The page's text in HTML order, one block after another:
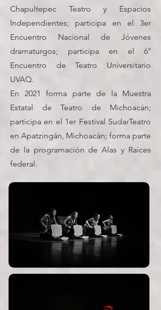
Chapultepec Teatro y Espacios
Independientes; participa en el 3er
Encuentro Nacional de Jóvenes
dramaturgos; participa en el 6°
Encuentro de Teatro Universitario
UVAQ.
En 2021 forma parte de la Muestra
Estatal de Teatro de Michoacán;
participa en el 1er Festival SudarTeatro
en Apatzingán, Michoacán; forma parte
de la programación de Alas y Raíces
federal.